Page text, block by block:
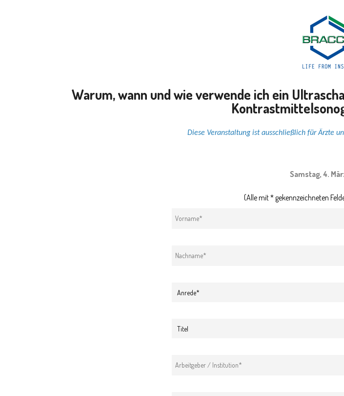
Warum, wann und wie verwende ich ein
Diese Veranstaltung ist ausschließlich für Ärzte
Samstag, 4.
(Alle mit * gekennzeichneten